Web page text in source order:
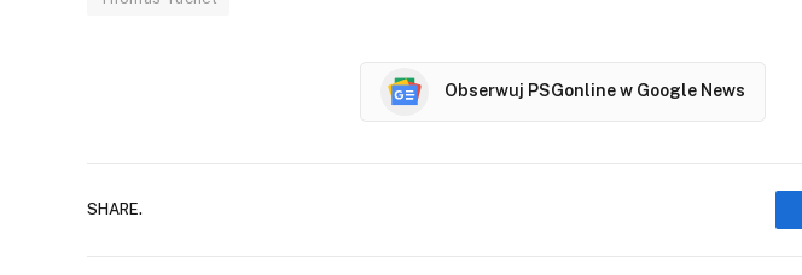
Obserwuj PSGonline w Google News
SHARE.